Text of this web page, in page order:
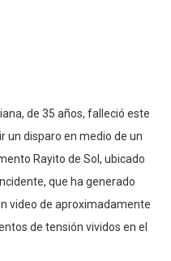
de 35 años, falleció este
un disparo en medio de un
Rayito de Sol, ubicado
que ha generado
video de aproximadamente
de tensión vividos en el